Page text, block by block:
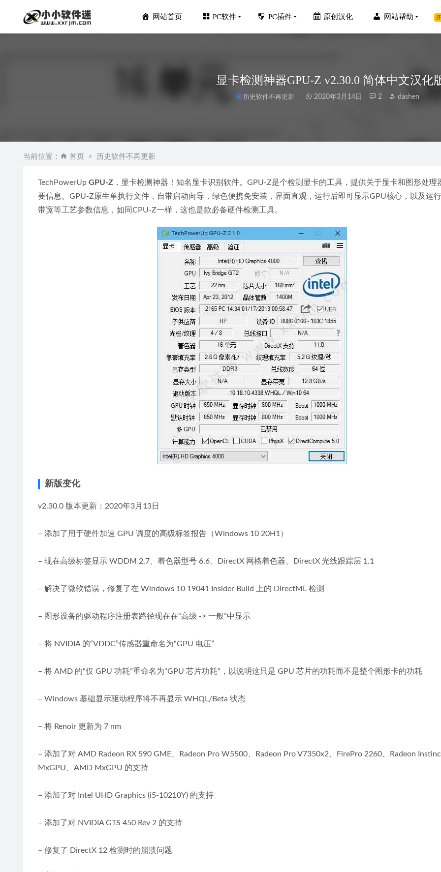
网站首页 PC软件 PC插件 原创汉化 网站帮助
显卡检测神器GPU-Z v2.30.0 简体中文汉化
历史软件不再更新 2020年3月14日 2 dashen
当前位置： 首页 历史软件不再更新
TechPowerUp GPU-Z ，显卡检测神器！知名显卡识别软件。GPU-Z是个检测显卡的工具，提供关于显卡和图形处理
要信息。GPU-Z原生单执行文件，自带启动向导，绿色便携免安装，界面直观，运行后即可显示GPU核心，以及运
带宽等工艺参数信息，如同CPU-Z一样，这也是款必备硬件检测工具。
新版变化
v2.30.0 版本更新：2020年3月13日
– 添加了用于硬件加速 GPU 调度的高级标签报告（Windows 10 20H1）
– 现在高级标签显示 WDDM 2.7、着色器型号 6.6、DirectX 网格着色器、DirectX 光线跟踪层 1.1
– 解决了微软错误，修复了在 Windows 10 19041 Insider Build 上的 DirectML 检测
– 图形设备的驱动程序注册表路径现在在“高级 -> 一般”中显示
– 将 NVIDIA 的“VDDC”传感器重命名为“GPU 电压”
– 将 AMD 的“仅 GPU 功耗”重命名为“GPU 芯片功耗”，以说明这只是 GPU 芯片的功耗而不是整个图形卡的功耗
– Windows 基础显示驱动程序将不再显示 WHQL/Beta 状态
– 将 Renoir 更新为 7 nm
– 添加了对 AMD Radeon RX 590 GME、Radeon Pro W5500、Radeon Pro V7350x2、FirePro 2260、Radeon
MxGPU、AMD MxGPU 的支持
– 添加了对 Intel UHD Graphics (i5-10210Y) 的支持
– 添加了对 NVIDIA GTS 450 Rev 2 的支持
– 修复了 DirectX 12 检测时的崩溃问题
Adobe Dreamweaver2021中文破解版 附安装教程 2021-02-18
皮肤美化润饰滤镜-Imagenomic Portraiture 4.0.3中文汉化版 2022-12-01